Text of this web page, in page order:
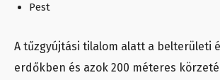
Pest
A tűzgyújtási tilalom alatt a belterületi
erdőkben és azok 200 méteres